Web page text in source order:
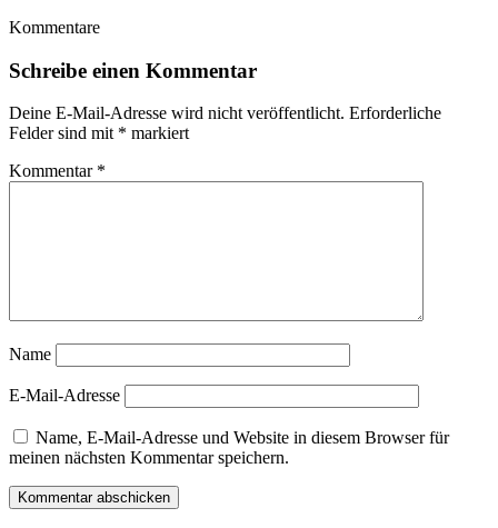
Kommentare
Schreibe einen Kommentar
Deine E-Mail-Adresse wird nicht veröffentlicht. Erforderliche
Felder sind mit * markiert
Kommentar *
Name
E-Mail-Adresse
Name, E-Mail-Adresse und Website in diesem Browser für
meinen nächsten Kommentar speichern.